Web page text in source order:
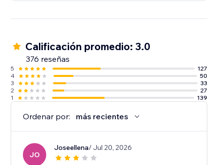
Calificación promedio: 3.0
376 reseñas
5
127
4
50
3
33
2
27
1
139
Ordenar por: más recientes
JO
Joseellena/ Jul 20, 2026